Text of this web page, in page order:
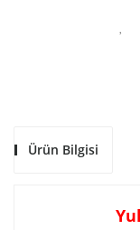
Ürün Bilgisi